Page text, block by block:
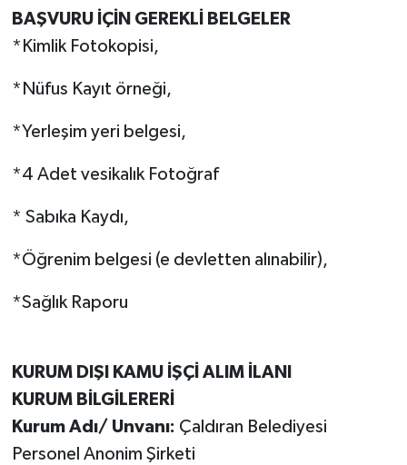
BAŞVURU İÇİN GEREKLİ BELGELER
*Kimlik Fotokopisi,
*Nüfus Kayıt örneği,
*Yerleşim yeri belgesi,
*4 Adet vesikalık Fotoğraf
* Sabıka Kaydı,
*Öğrenim belgesi (e devletten alınabilir),
*Sağlık Raporu
KURUM DIŞI KAMU İŞÇİ ALIM İLANI
KURUM BİLGİLERERİ
Kurum Adı/ Unvanı: Çaldıran Belediyesi
Personel Anonim Şirketi